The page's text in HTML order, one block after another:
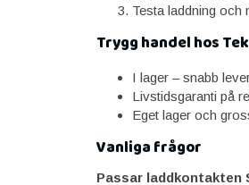
Testa laddning och
Trygg handel hos
I lager – snabb
Livstidsgaranti på
Eget lager och
Vanliga frågor
Passar laddkontakten